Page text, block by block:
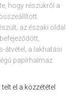
hogy részükről a
az északi oldal
átvétel, a lakhatási
papírhalmaz
telt el a közzététel